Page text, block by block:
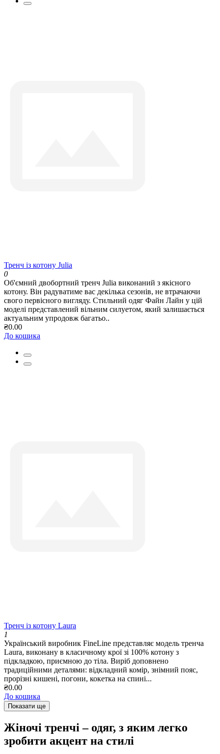
Тренч із котону Julia
0
Об'ємний двобортний тренч Julia виконаний з якісного
котону. Він радуватиме вас декілька сезонів, не втрачаючи
свого первісного вигляду. Стильний одяг Файн Лайн у цій
моделі представлений вільним силуетом, який залишається
актуальним упродовж багатьо..
₴0.00
До кошика
Тренч із котону Laura
1
Український виробник FineLine представляє модель тренча
Laura, виконану в класичному крої зі 100% котону з
підкладкою, приємною до тіла. Виріб доповнено
традиційними деталями: відкладний комір, знімний пояс,
прорізні кишені, погони, кокетка на спині...
₴0.00
До кошика
Показати ще
Жіночі тренчі – одяг, з яким легко
зробити акцент на стилі